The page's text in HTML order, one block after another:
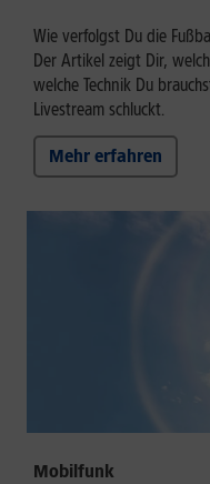
Wie verfolgst Du die
Der Artikel zeigt Dir,
welche Technik Du
Livestream schluckt.
Mehr erfahren
Mobilfunk